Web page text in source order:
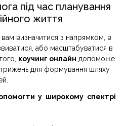
під час планування
життя
визначитися з напрямком, в
або масштабуватися в
коучинг онлайн допоможе
для формування шляху
у широкому спектрі